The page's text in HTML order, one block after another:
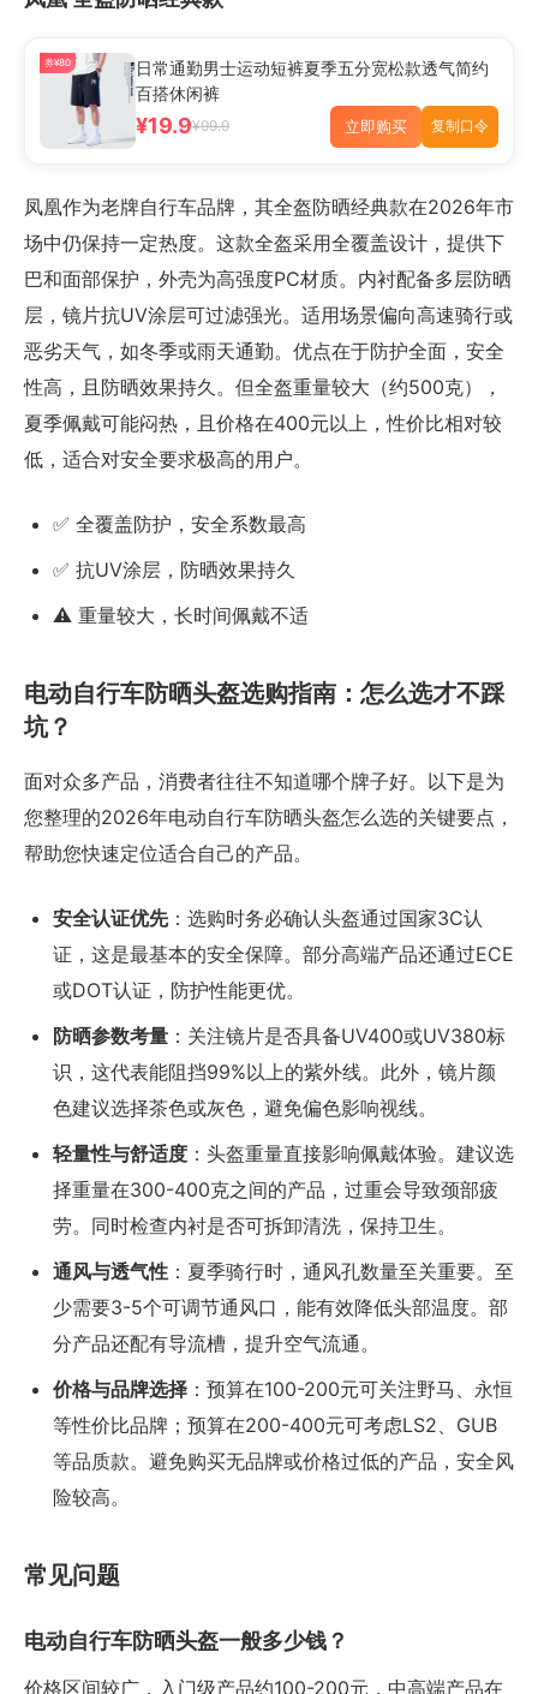
券¥80
日常通勤男士运动短裤夏季五分宽松款透气简约
百搭休闲裤
¥19.9¥99.9 立即购买 复制口令
凤凰作为老牌自行车品牌，其全盔防晒经典款在2026年市
场中仍保持一定热度。这款全盔采用全覆盖设计，提供下
巴和面部保护，外壳为高强度PC材质。内衬配备多层防晒
层，镜片抗UV涂层可过滤强光。适用场景偏向高速骑行或
恶劣天气，如冬季或雨天通勤。优点在于防护全面，安全
性高，且防晒效果持久。但全盔重量较大（约500克），
夏季佩戴可能闷热，且价格在400元以上，性价比相对较
低，适合对安全要求极高的用户。
✅ 全覆盖防护，安全系数最高
✅ 抗UV涂层，防晒效果持久
⚠️ 重量较大，长时间佩戴不适
电动自行车防晒头盔选购指南：怎么选才不踩
坑？
面对众多产品，消费者往往不知道哪个牌子好。以下是为
您整理的2026年电动自行车防晒头盔怎么选的关键要点，
帮助您快速定位适合自己的产品。
安全认证优先：选购时务必确认头盔通过国家3C认
证，这是最基本的安全保障。部分高端产品还通过ECE
或DOT认证，防护性能更优。
防晒参数考量 ：关注镜片是否具备UV400或UV380标
识，这代表能阻挡99%以上的紫外线。此外，镜片颜
色建议选择茶色或灰色，避免偏色影响视线。
轻量性与舒适度 ：头盔重量直接影响佩戴体验。建议选
择重量在300-400克之间的产品，过重会导致颈部疲
劳。同时检查内衬是否可拆卸清洗，保持卫生。
通风与透气性 ：夏季骑行时，通风孔数量至关重要。至
少需要3-5个可调节通风口，能有效降低头部温度。部
分产品还配有导流槽，提升空气流通。
价格与品牌选择 ：预算在100-200元可关注野马、永恒
等性价比品牌；预算在200-400元可考虑LS2、GUB
等品质款。避免购买无品牌或价格过低的产品，安全风
险较高。
常见问题
电动自行车防晒头盔一般多少钱？
价格区间较广，入门级产品约100-200元，中高端产品在